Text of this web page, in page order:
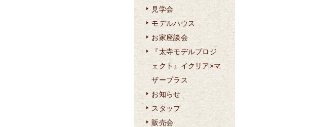
見学会
モデルハウス
お家座談会
『太寺モデルプロジ
ェクト』イクリア×マ
ザープラス
お知らせ
スタッフ
販売会